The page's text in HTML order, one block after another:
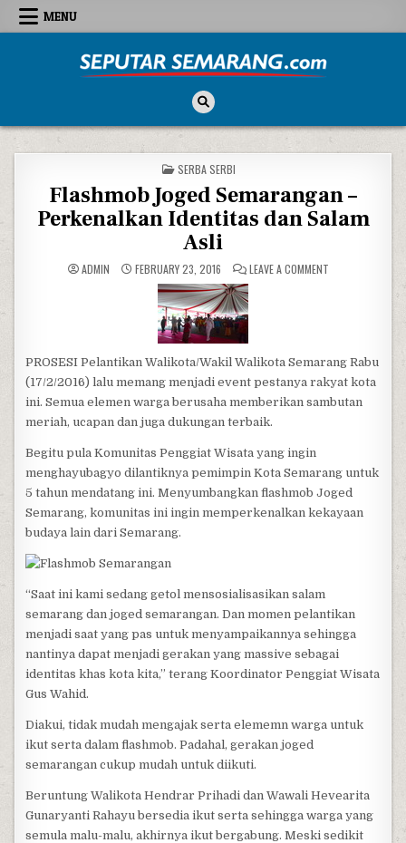
Skip to content
MENU
POSTED IN
SERBA SERBI
Flashmob Joged Semarangan –
Perkenalkan Identitas dan Salam
Asli
ADMIN FEBRUARY 23, 2016 LEAVE A COMMENT
PROSESI Pelantikan Walikota/Wakil Walikota Semarang Rabu
(17/2/2016) lalu memang menjadi event pestanya rakyat kota
ini. Semua elemen warga berusaha memberikan sambutan
meriah, ucapan dan juga dukungan terbaik.
Begitu pula Komunitas Penggiat Wisata yang ingin
menghayubagyo dilantiknya pemimpin Kota Semarang untuk
5 tahun mendatang ini. Menyumbangkan flashmob Joged
Semarang, komunitas ini ingin memperkenalkan kekayaan
budaya lain dari Semarang.
“Saat ini kami sedang getol mensosialisasikan salam
semarang dan joged semarangan. Dan momen pelantikan
menjadi saat yang pas untuk menyampaikannya sehingga
nantinya dapat menjadi gerakan yang massive sebagai
identitas khas kota kita,” terang Koordinator Penggiat Wisata
Gus Wahid.
Diakui, tidak mudah mengajak serta elememn warga untuk
ikut serta dalam flashmob. Padahal, gerakan joged
semarangan cukup mudah untuk diikuti.
Beruntung Walikota Hendrar Prihadi dan Wawali Hevearita
Gunaryanti Rahayu bersedia ikut serta sehingga warga yang
semula malu-malu, akhirnya ikut bergabung. Meski sedikit